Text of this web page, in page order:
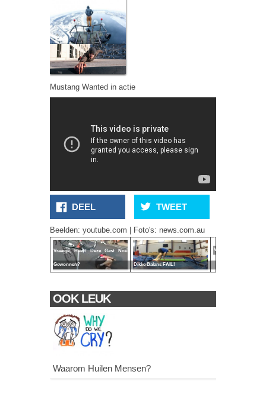
Mustang Wanted in actie
DEEL TWEET
Beelden: youtube.com | Foto's: news.com.au
Vraagje, Heeft Deze Gast Nou
Gewonnen? Dikke Balans FAIL!
Nep
Vliegtuigcrash
OOK LEUK
Waarom Huilen Mensen?